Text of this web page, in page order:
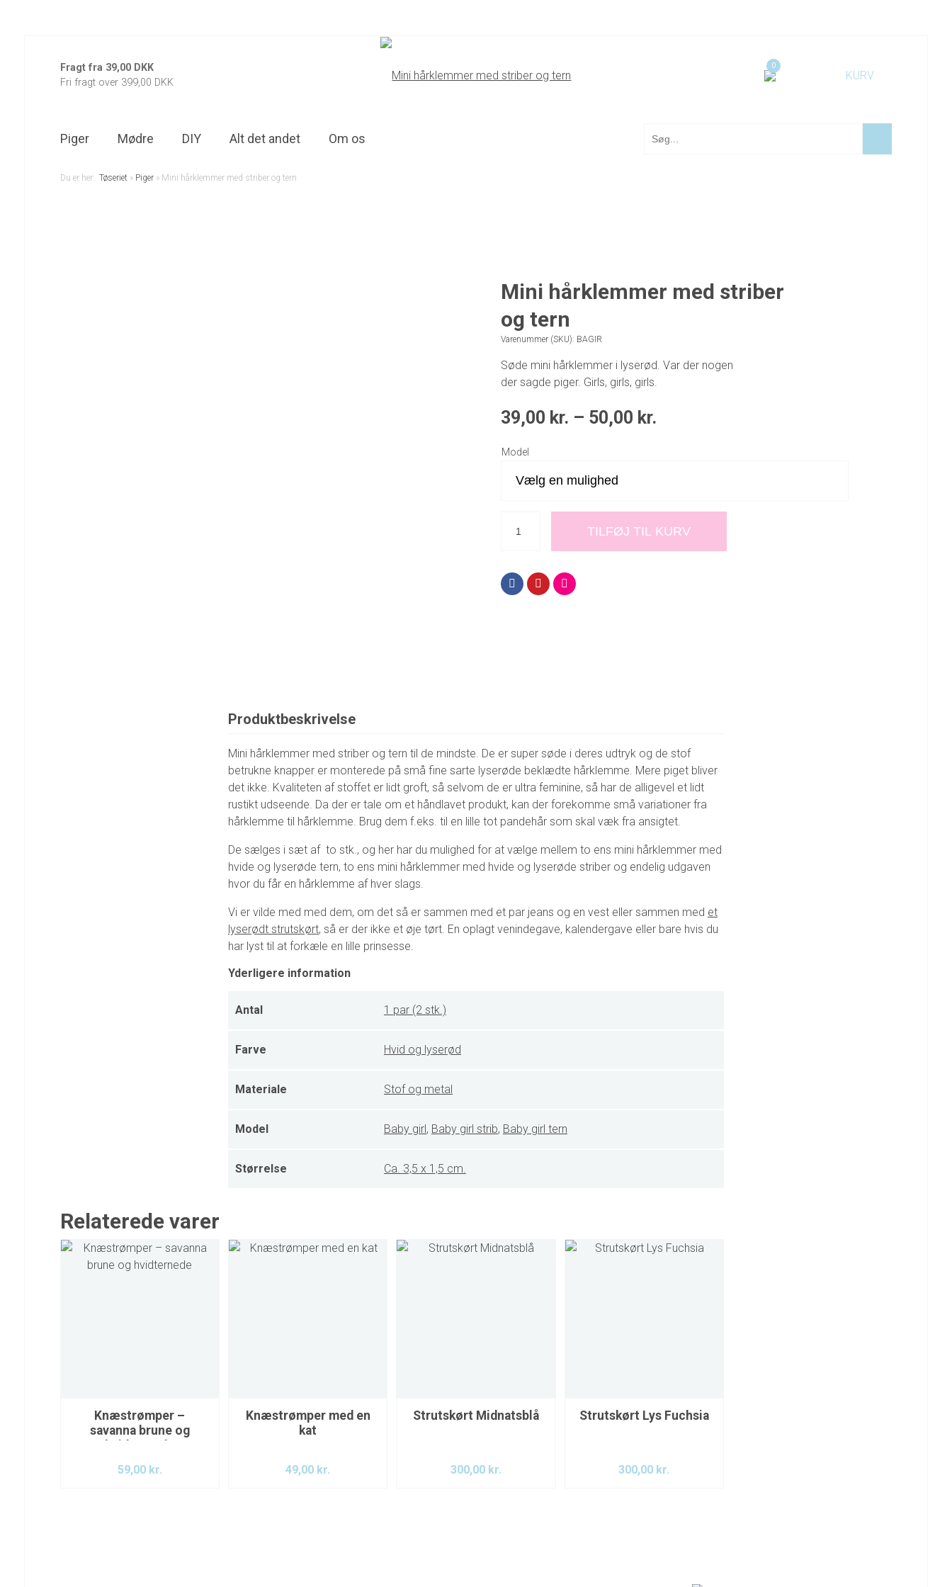
Fragt fra 39,00 DKK
Fri fragt over 399,00 DKK
0
Piger Mødre DIY Alt det andet Om os
Du er her: Tøseriet» Piger» Mini hårklemmer med striber og tern
Mini hårklemmer med striber
og tern
Varenummer (SKU): BAGIR
Søde mini hårklemmer i lyserød. Var der nogen
der sagde piger. Girls, girls, girls.
39,00 kr. – 50,00 kr.
Model
TILFØJ TIL KURV
Produktbeskrivelse
Mini hårklemmer med striber og tern til de mindste. De er super søde i deres udtryk og de stof
betrukne knapper er monterede på små fine sarte lyserøde beklædte hårklemme. Mere piget bliver
det ikke. Kvaliteten af stoffet er lidt groft, så selvom de er ultra feminine, så har de alligevel et lidt
rustikt udseende. Da der er tale om et håndlavet produkt, kan der forekomme små variationer fra
hårklemme til hårklemme. Brug dem f.eks. til en lille tot pandehår som skal væk fra ansigtet.
De sælges i sæt af to stk., og her har du mulighed for at vælge mellem to ens mini hårklemmer med
hvide og lyserøde tern, to ens mini hårklemmer med hvide og lyserøde striber og endelig udgaven
hvor du får en hårklemme af hver slags.
Vi er vilde med med dem, om det så er sammen med et par jeans og en vest eller sammen med et
lyserødt strutskørt, så er der ikke et øje tørt. En oplagt venindegave, kalendergave eller bare hvis du
har lyst til at forkæle en lille prinsesse.
Yderligere information
Antal 1 par (2 stk.)
Farve Hvid og lyserød
Materiale Stof og metal
Model Baby girl , Baby girl strib, Baby girl tern
Størrelse Ca. 3,5 x 1,5 cm.
Relaterede varer
Knæstrømper –
savanna brune og
59,00 kr.
Knæstrømper med en
kat
49,00 kr.
Strutskørt Midnatsblå
300,00 kr.
Strutskørt Lys Fuchsia
300,00 kr.